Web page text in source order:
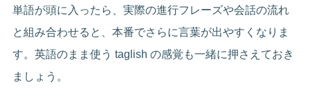
単語が頭に入ったら、実際の進行フレーズや会話の流れ
と組み合わせると、本番でさらに言葉が出やすくなりま
す。英語のまま使う taglish の感覚も一緒に押さえておき
ましょう。